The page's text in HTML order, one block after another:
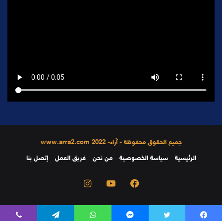
جميع الحقوق محفوظة - آراء- 2022 www.arra2.com
الرئيسية
سياسة الخصوصية من نحن فريق العمل إتصل بنا
فيسبوك يوتيوب